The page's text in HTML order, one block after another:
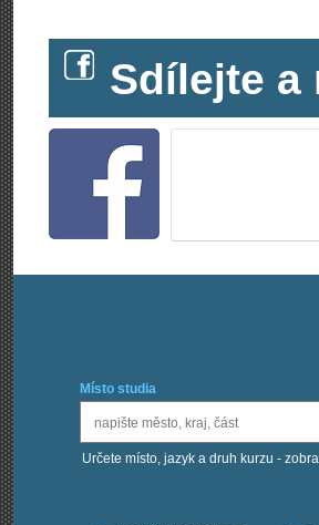
Sdílejte a
Místo studia
Určete místo, jazyk a druh kurzu -